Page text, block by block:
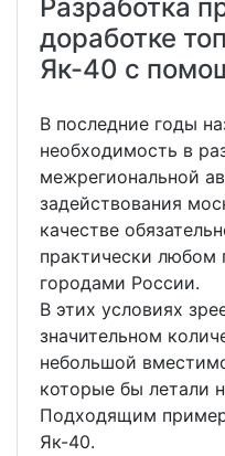
Разработка
доработке
Як-40 с
В последние годы
необходимость в
межрегиональной
задействования
качестве
практически любом
городами России.
В этих условиях
значительном
небольшой
которые бы летали
Подходящим
Як-40.